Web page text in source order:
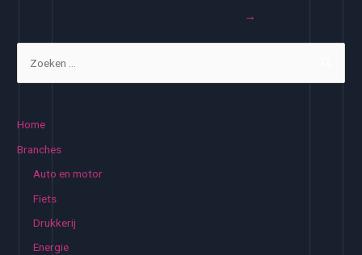
→
Home
Branches
Auto en motor
Fiets
Drukkerij
Energie